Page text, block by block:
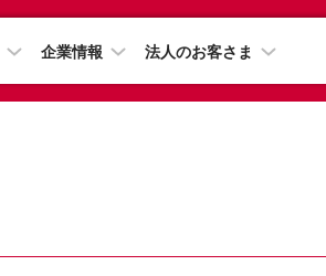
企業情報 法人のお客さま